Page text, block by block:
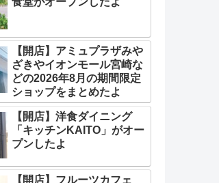
【開店】アミュプラザみや
ざきやイオンモール宮崎な
どの2026年8月の期間限定
ショップをまとめたよ
【開店】洋食ダイニング
「キッチンKAITO」がオー
プンしたよ
【開店】フルーツカフェ